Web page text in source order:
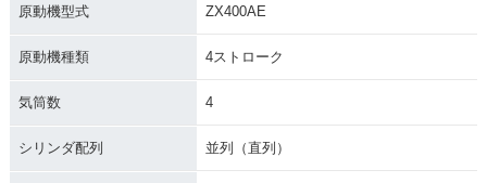
原動機型式 ZX400AE
原動機種類 4ストローク
気筒数 4
シリンダ配列 並列（直列）